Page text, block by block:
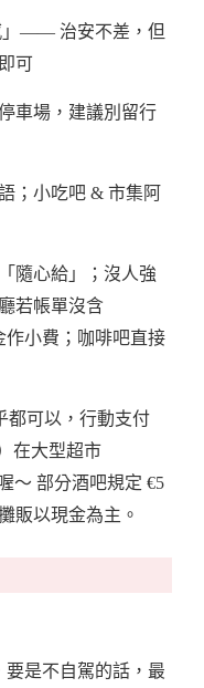
」—— 治安不差，但
可
車場，建議別留行
；小吃吧 & 市集阿
隨心給」；沒人強
若帳單沒含
作小費；咖啡吧直接
都可以，行動支付
在大型超市
～ 部分酒吧規定 €5
販以現金為主。
是不自駕的話，最